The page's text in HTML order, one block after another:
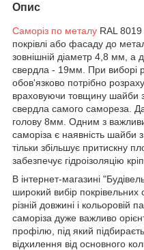
Опис
Саморіз по металу RAL
покрівлі або фасаду до
зовнішній діаметр 4,8 мм, а
свердла - 19мм. При виборі
обов'язково потрібно
враховуючи товщину шайби
свердла самого самореза.
голову 8мм. Одним з
саморіза є наявність шайби
тільки збільшує притискну
забезпечує гідроізоляцію
В інтернет-магазині
широкий вибір покрівельних
різній довжині і кольоровій
саморіза дуже важливо
профілю, під який
відхилення від основного